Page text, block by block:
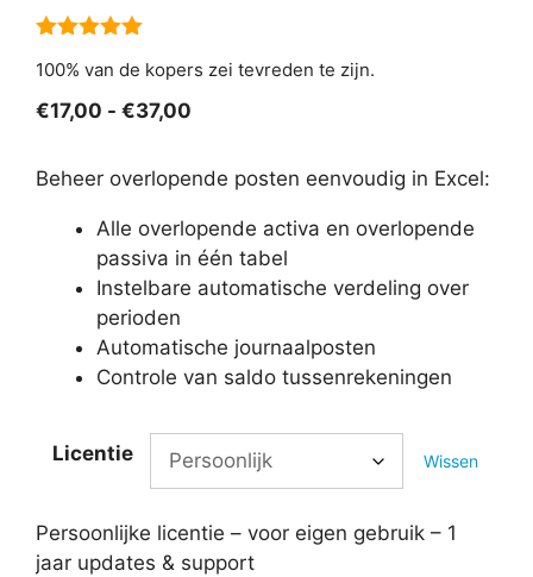
100% van de kopers zei tevreden te zijn.
€17,00 - €37,00
tot
Beheer overlopende posten eenvoudig in Excel:
Alle overlopende activa en overlopende
passiva in één tabel
Instelbare automatische verdeling over
perioden
Automatische journaalposten
Controle van saldo tussenrekeningen
Licentie Wissen
Persoonlijke licentie – voor eigen gebruik – 1
jaar updates & support